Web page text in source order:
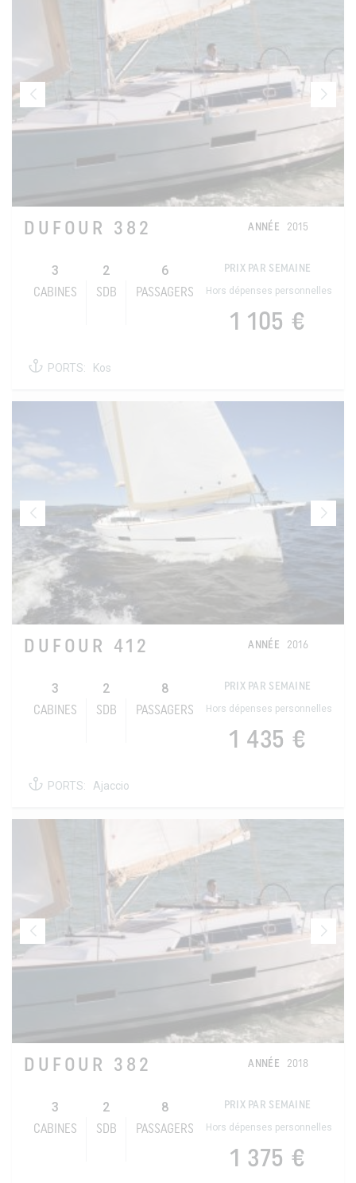
DUFOUR 382 ANNÉE 2015
3
CABINES
2
SDB
6
PASSAGERS
PRIX PAR SEMAINE
Hors dépenses personnelles
1 105 €
PORTS: Kos
DUFOUR 412 ANNÉE 2016
3
CABINES
2
SDB
8
PASSAGERS
PRIX PAR SEMAINE
Hors dépenses personnelles
1 435 €
PORTS: Ajaccio
DUFOUR 382 ANNÉE 2018
3
CABINES
2
SDB
8
PASSAGERS
PRIX PAR SEMAINE
Hors dépenses personnelles
1 375 €